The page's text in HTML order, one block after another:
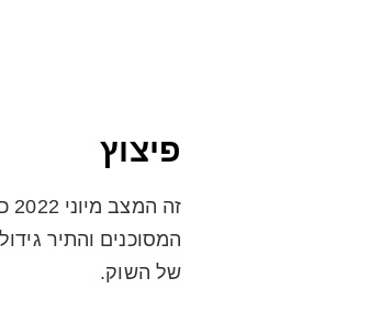
פיצוץ
המסוכנים והתיר
של השוק.